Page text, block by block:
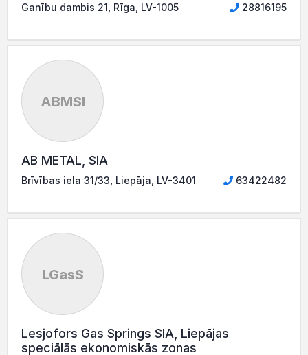
Ganību dambis 21, Rīga, LV-1005 28816195
ABMSI
AB METAL, SIA
Brīvības iela 31/33, Liepāja, LV-3401 63422482
LGasS
Lesjofors Gas Springs SIA, Liepājas
speciālās ekonomiskās zonas